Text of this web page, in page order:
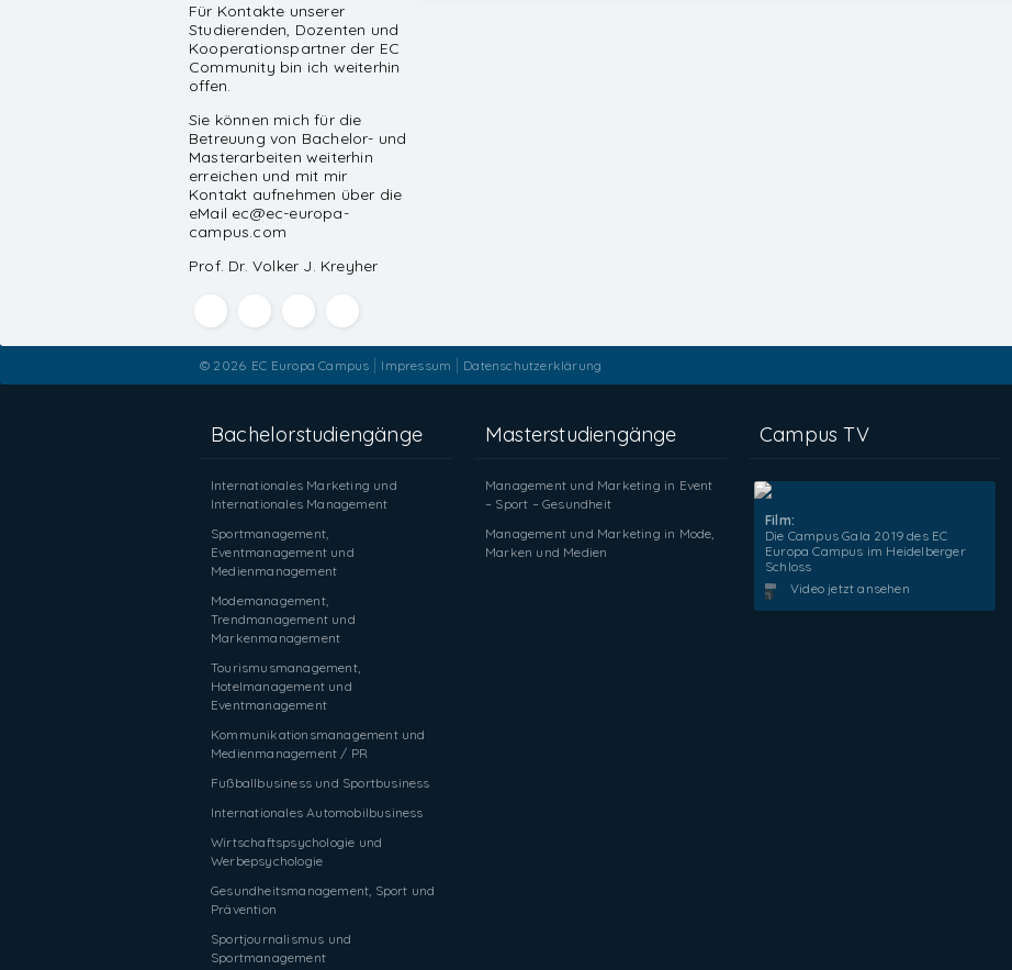
Für Kontakte unserer
Studierenden, Dozenten und
Kooperationspartner der EC
Community bin ich weiterhin
offen.
Sie können mich für die
Betreuung von Bachelor- und
Masterarbeiten weiterhin
erreichen und mit mir
Kontakt aufnehmen über die
eMail ec@ec-europa-
campus.com
Prof. Dr. Volker J. Kreyher
© 2026 EC Europa Campus Impressum Datenschutzerklärung
Bachelorstudiengänge
Internationales Marketing und
Internationales Management
Sportmanagement,
Eventmanagement und
Medienmanagement
Modemanagement,
Trendmanagement und
Markenmanagement
Tourismusmanagement,
Hotelmanagement und
Eventmanagement
Kommunikationsmanagement und
Medienmanagement / PR
Fußballbusiness und Sportbusiness
Internationales Automobilbusiness
Wirtschaftspsychologie und
Werbepsychologie
Gesundheitsmanagement, Sport und
Prävention
Sportjournalismus und
Sportmanagement
Masterstudiengänge
Management und Marketing in Event
– Sport – Gesundheit
Management und Marketing in Mode,
Marken und Medien
Campus TV
Film:
Die Campus Gala 2019 des EC
Europa Campus im Heidelberger
Schloss
Video jetzt ansehen